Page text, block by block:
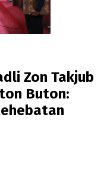
Zon Takjub
Buton: